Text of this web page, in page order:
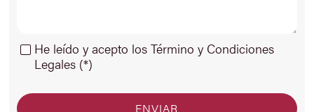
He leído y acepto los Término y Condiciones
Legales (*)